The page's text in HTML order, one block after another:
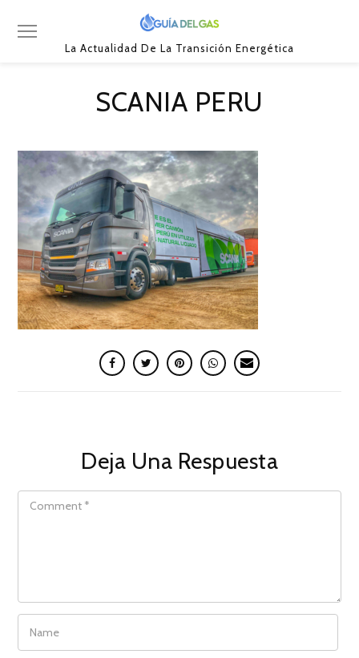
La Actualidad De La Transición Energética
SCANIA PERU
Deja Una Respuesta
COMMENT
NAME